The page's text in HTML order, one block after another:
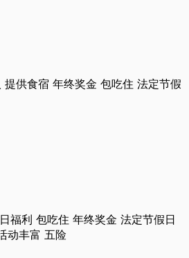
提供食宿 年终奖金 包吃住 法定节假
福利 包吃住 年终奖金 法定节假日
动丰富 五险